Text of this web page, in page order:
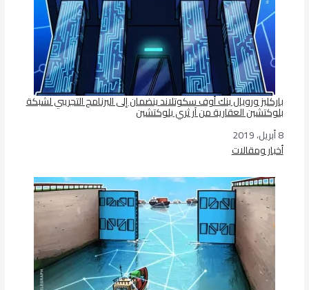
باركليز ورويال بنك أوف سكوتلاند ينضمان إلى البرنامج التجريبي لشبكة
بلوكتشين العقارية من آر ثري بلوكتشين
التاريخ
8 أبريل، 2019
في ما يتعلق بما يأتي
أخبار ومقالات